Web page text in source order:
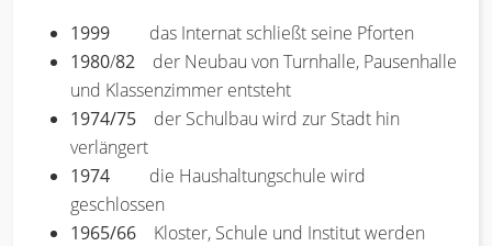
1999 das Internat schließt seine Pforten
1980/82 der Neubau von Turnhalle, Pausenhalle
und Klassenzimmer entsteht
1974/75 der Schulbau wird zur Stadt hin
verlängert
1974 die Haushaltungschule wird
geschlossen
1965/66 Kloster, Schule und Institut werden